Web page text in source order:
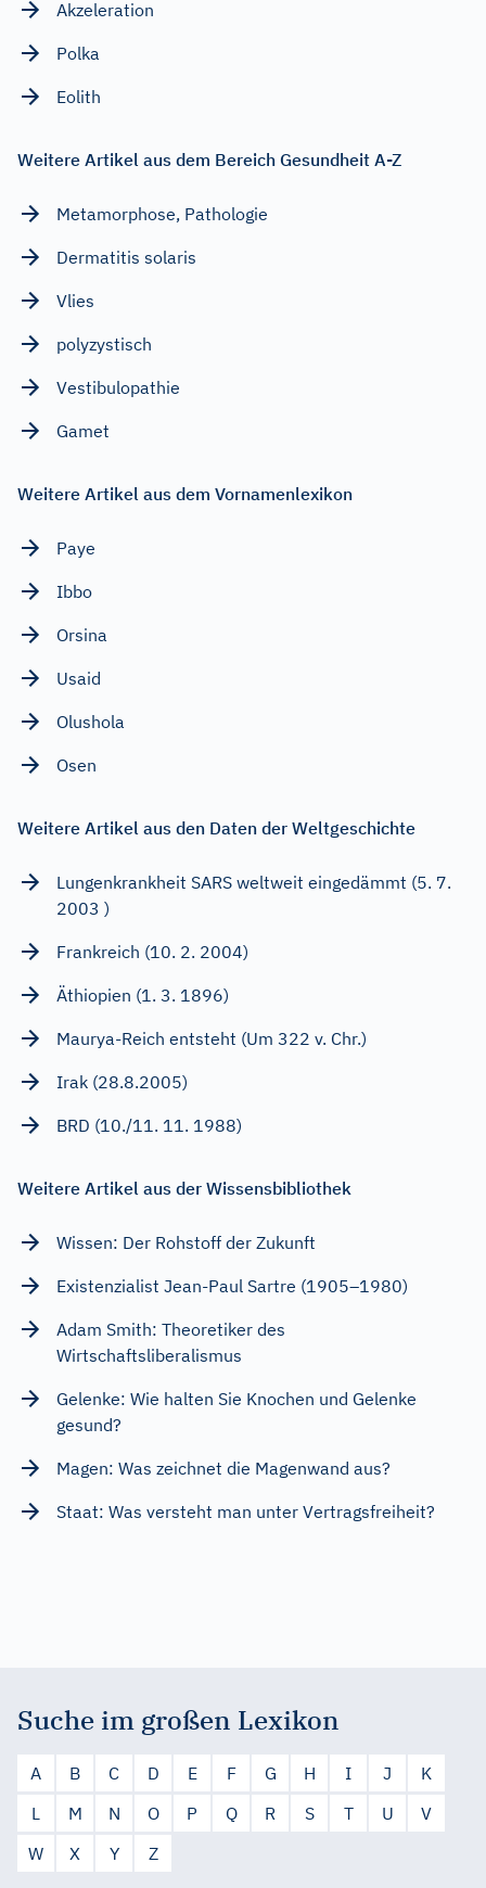
Akzeleration
Polka
Eolith
Weitere Artikel aus dem Bereich Gesundheit A-Z
Metamorphose, Pathologie
Dermatitis solaris
Vlies
polyzystisch
Vestibulopathie
Gamet
Weitere Artikel aus dem Vornamenlexikon
Paye
Ibbo
Orsina
Usaid
Olushola
Osen
Weitere Artikel aus den Daten der Weltgeschichte
Lungenkrankheit SARS weltweit eingedämmt (5. 7.
2003 )
Frankreich (10. 2. 2004)
Äthiopien (1. 3. 1896)
Maurya-Reich entsteht (Um 322 v. Chr.)
Irak (28.8.2005)
BRD (10./11. 11. 1988)
Weitere Artikel aus der Wissensbibliothek
Wissen: Der Rohstoff der Zukunft
Existenzialist Jean-Paul Sartre (1905–1980)
Adam Smith: Theoretiker des
Wirtschaftsliberalismus
Gelenke: Wie halten Sie Knochen und Gelenke
gesund?
Magen: Was zeichnet die Magenwand aus?
Staat: Was versteht man unter Vertragsfreiheit?
Suche im großen Lexikon
A B C D E F G H I J
K
L
M N O P Q R S T U
V
W
X Y Z